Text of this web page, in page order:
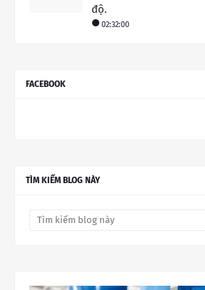
độ.
02:32:00
FACEBOOK
TÌM KIẾM BLOG NÀY